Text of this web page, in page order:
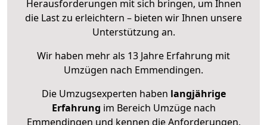
Herausforderungen mit sich bringen, um Ihnen
die Last zu erleichtern – bieten wir Ihnen unsere
Unterstützung an.
Wir haben mehr als 13 Jahre Erfahrung mit
Umzügen nach Emmendingen.
Die Umzugsexperten haben langjährige
Erfahrung im Bereich Umzüge nach
Emmendingen und kennen die Anforderungen,